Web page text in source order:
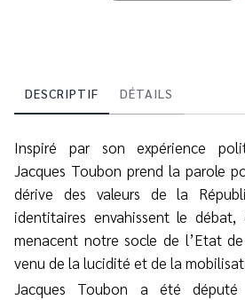
DESCRIPTIF DÉTAILS
Inspiré par son expérience
Jacques Toubon prend la parole
dérive des valeurs de la
identitaires envahissent le
menacent notre socle de l’Etat
venu de la lucidité et de la
Jacques Toubon a été